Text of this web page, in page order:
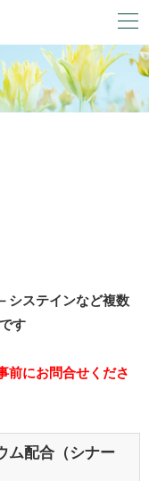
システインなど複数
す
前にお問合せくださ
ム配合（シナー